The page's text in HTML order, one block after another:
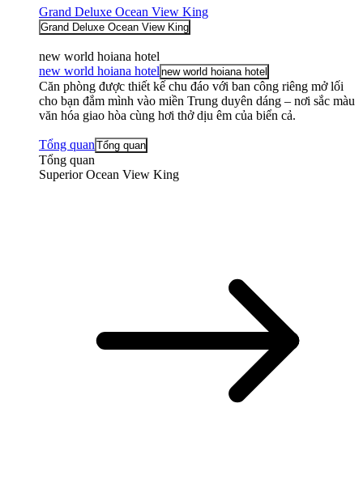
Grand Deluxe Ocean View King
Grand Deluxe Ocean View King
new world hoiana hotel
new world hoiana hotel new world hoiana hotel
Căn phòng được thiết kế chu đáo với ban công riêng mở lối
cho bạn đắm mình vào miền Trung duyên dáng – nơi sắc màu
văn hóa giao hòa cùng hơi thở dịu êm của biển cả.
Tổng quan Tổng quan
Tổng quan
Superior Ocean View King